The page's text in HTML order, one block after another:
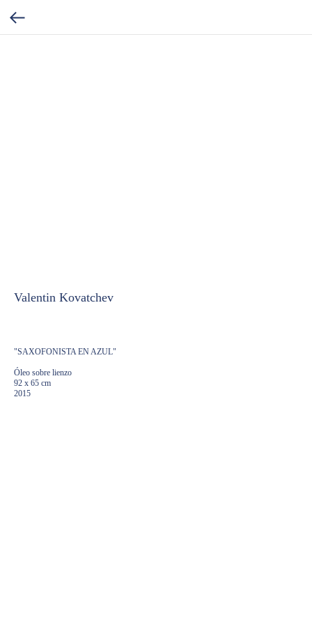
Valentin Kovatchev
"SAXOFONISTA EN AZUL"
Óleo sobre lienzo
92 x 65 cm
2015